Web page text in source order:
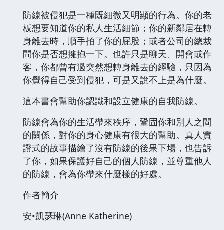
防線被侵犯是一種既細微又明顯的行為。你的老
板想要知道你的私人生活細節；你的新鄰居在轉
身離去時，順手拍了你的屁股；或者公司的總裁
問你是否想擁抱一下。也許只是聊天、開會或作
客，你都曾有過突然想轉身離去的經驗，只因為
你覺得自己受到侵犯，可是又說不上是為什麼。
這本書會幫助你認識和設立健康的自我防線。
防線會為你的生活帶來秩序，鞏固你和別人之間
的關係，對你的身心健康有很大的幫助。真人實
證式的故事描繪了沒有防線的後果下場，也告訴
了你，如果保護好自己的個人防線，並尊重他人
的防線，會為你帶來什麼樣的好處。
作者簡介
安•凱瑟琳(Anne Katherine)